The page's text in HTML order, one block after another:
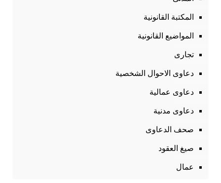
المكتبة القانونية
المواضيع القانونية
تجارى
دعاوى الاحوال الشخصية
دعاوى عمالية
دعاوى مدنية
صحف الدعاوى
صيغ العقود
عمال